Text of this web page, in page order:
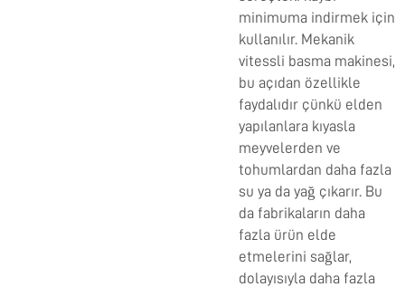
minimuma indirmek için
kullanılır. Mekanik
vitessli basma makinesi,
bu açıdan özellikle
faydalıdır çünkü elden
yapılanlara kıyasla
meyvelerden ve
tohumlardan daha fazla
su ya da yağ çıkarır. Bu
da fabrikaların daha
fazla ürün elde
etmelerini sağlar,
dolayısıyla daha fazla